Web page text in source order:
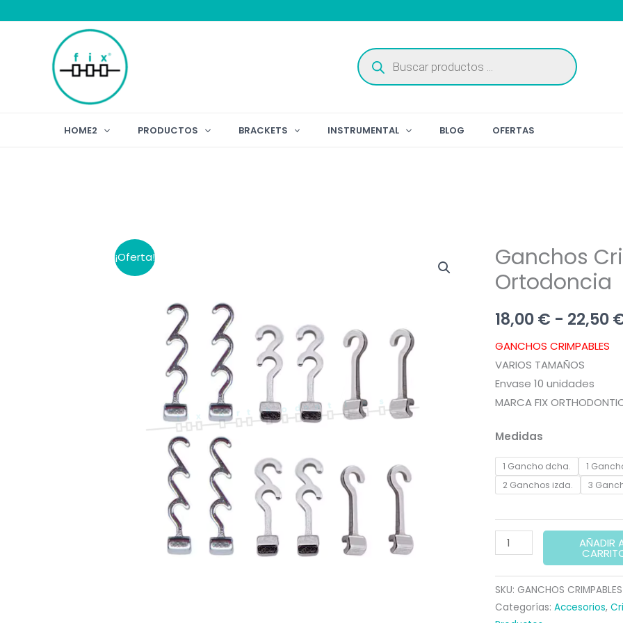
Búsqueda
de
productos
HOME2 PRODUCTOS BRACKETS INSTRUMENTAL BLOG OFERTAS
¡Oferta!
Ganchos
Ortodoncia
18,00€ - 22,50
GANCHOS CRIMPABLES
VARIOS TAMAÑOS
Envase 10 unidades
MARCA FIX
Medidas
1 Gancho dcha. 1
2 Ganchos izda.
3
Ganchos
Crimpables
para
Ortodoncia
cantidad
AÑADIR
SKU: GANCHOS CRIMPABLES
Categorías: Accesorios,